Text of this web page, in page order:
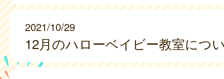
2021/10/29
12月のハローベイビー教室につ